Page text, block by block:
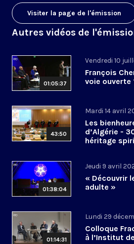
Visiter la page de l'émission
Autres vidéos de
01:05:37
Vendredi 10
François
voie ouverte
43:50
Mardi 14 avril
Les
d’Algérie -
héritage
01:38:04
Jeudi 9 avril
« Découvrir
adulte »
01:14:31
Lundi 29
Colloque
à l’Institut